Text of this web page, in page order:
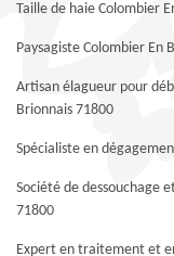
Taille de haie Colombier
Paysagiste Colombier En
Artisan élagueur pour
Brionnais 71800
Spécialiste en
Société de dessouchage
71800
Expert en traitement et